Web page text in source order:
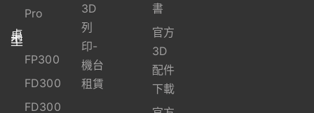
Pro
桌
上
型
FP300
FD300
FD300
3D
列
印-
機台
租賃
書
官方
3D
配件
下載